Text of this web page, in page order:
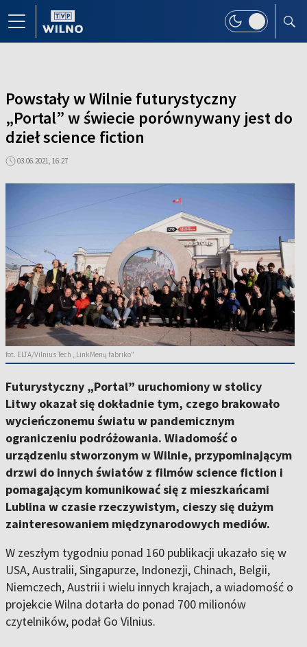
Powstały w Wilnie futurystyczny
„Portal” w świecie porównywany jest do
dzieł science fiction
03.06.2021, 16:27
fot. ELTA/Vilnius Tech „LinkMenų fabriko"
Futurystyczny „Portal” uruchomiony w stolicy
Litwy okazał się dokładnie tym, czego brakowało
wycieńczonemu światu w pandemicznym
ograniczeniu podróżowania. Wiadomość o
urządzeniu stworzonym w Wilnie, przypominającym
drzwi do innych światów z filmów science fiction i
pomagającym komunikować się z mieszkańcami
Lublina w czasie rzeczywistym, cieszy się dużym
zainteresowaniem międzynarodowych mediów.
W zeszłym tygodniu ponad 160 publikacji ukazało się w
USA, Australii, Singapurze, Indonezji, Chinach, Belgii,
Niemczech, Austrii i wielu innych krajach, a wiadomość o
projekcie Wilna dotarła do ponad 700 milionów
czytelników, podał Go Vilnius.